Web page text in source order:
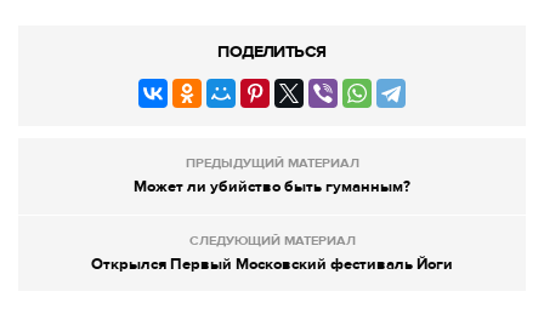
ПОДЕЛИТЬСЯ
ПРЕДЫДУЩИЙ МАТЕРИАЛ
Может ли убийство быть гуманным?
СЛЕДУЮЩИЙ МАТЕРИАЛ
Открылся Первый Московский фестиваль Йоги